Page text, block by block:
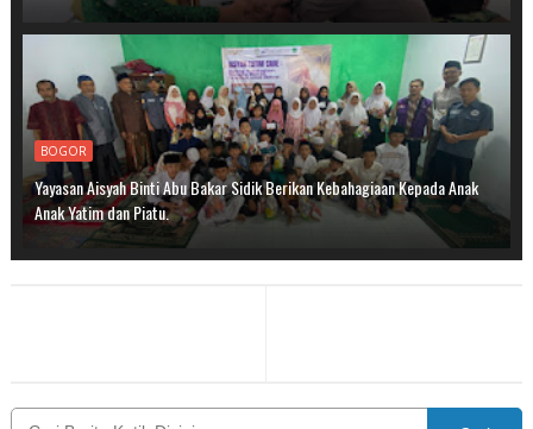
BOGOR
Yayasan Aisyah Binti Abu Bakar Sidik Berikan Kebahagiaan Kepada Anak
Anak Yatim dan Piatu.